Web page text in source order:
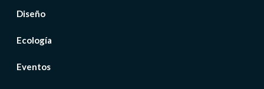
Diseño
Ecología
Eventos